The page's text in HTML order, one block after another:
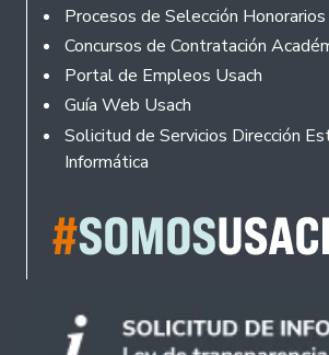
Procesos de Selección Honorarios
Concursos de Contratación
Portal de Empleos Usach
Guía Web Usach
Solicitud de Servicios Dirección
Informática